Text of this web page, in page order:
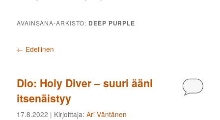
AVAINSANA-ARKISTO: DEEP PURPLE
Artikkelien selaus
← Edellinen
Dio: Holy Diver – suuri ääni
itsenäistyy
17.8.2022 | Kirjoittaja:Ari Väntänen